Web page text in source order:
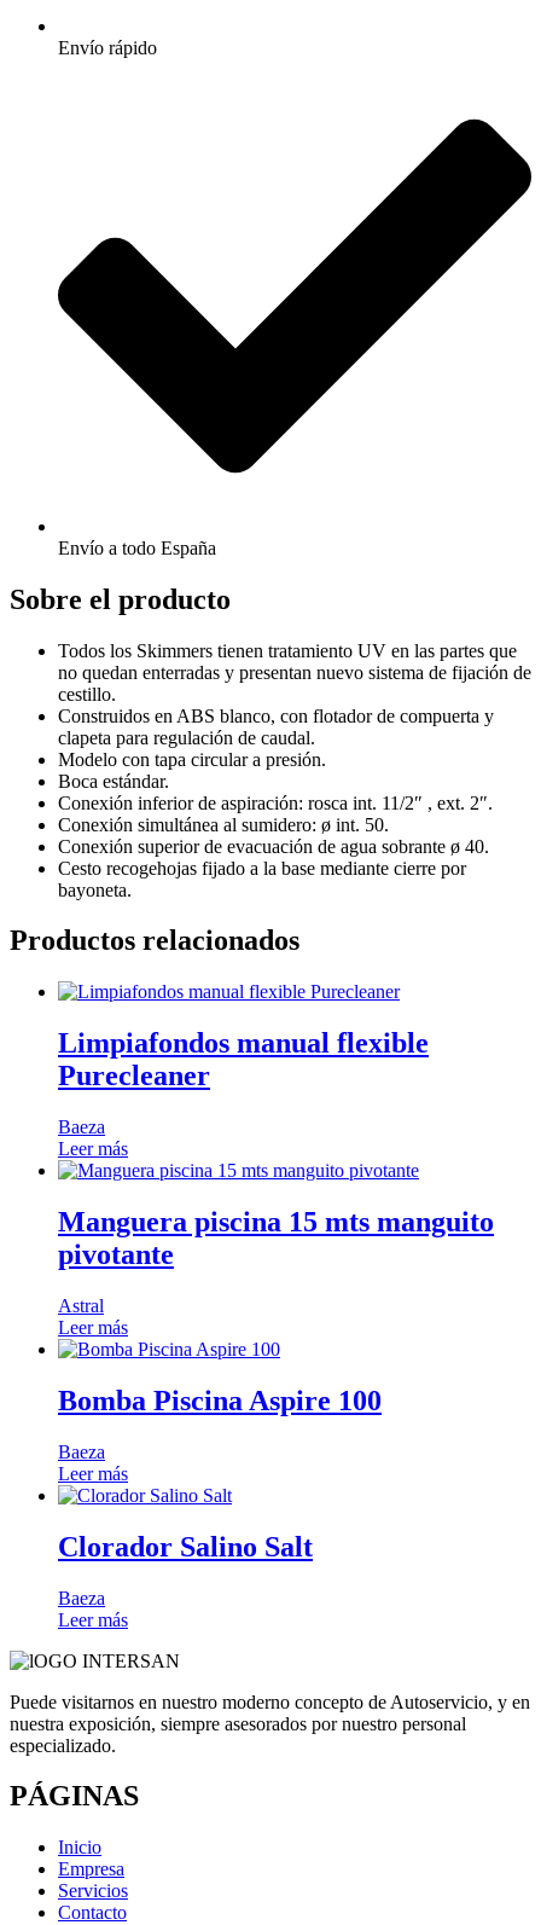
Envío rápido
Envío a todo España
Sobre el producto
Todos los Skimmers tienen tratamiento UV en las partes que
no quedan enterradas y presentan nuevo sistema de fijación de
cestillo.
Construidos en ABS blanco, con flotador de compuerta y
clapeta para regulación de caudal.
Modelo con tapa circular a presión.
Boca estándar.
Conexión inferior de aspiración: rosca int. 11/2″ , ext. 2″.
Conexión simultánea al sumidero: ø int. 50.
Conexión superior de evacuación de agua sobrante ø 40.
Cesto recogehojas fijado a la base mediante cierre por
bayoneta.
Productos relacionados
Limpiafondos manual flexible
Purecleaner
Baeza
Leer más
Manguera piscina 15 mts manguito
pivotante
Astral
Leer más
Bomba Piscina Aspire 100
Baeza
Leer más
Clorador Salino Salt
Baeza
Leer más
Puede visitarnos en nuestro moderno concepto de Autoservicio, y en
nuestra exposición, siempre asesorados por nuestro personal
especializado.
PÁGINAS
Inicio
Empresa
Servicios
Contacto